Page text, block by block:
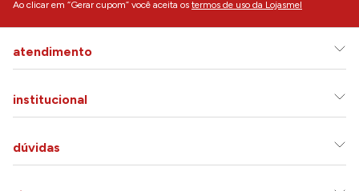
Ao clicar em “Gerar cupom” você aceita os termos de uso da Lojasmel
atendimento
institucional
dúvidas